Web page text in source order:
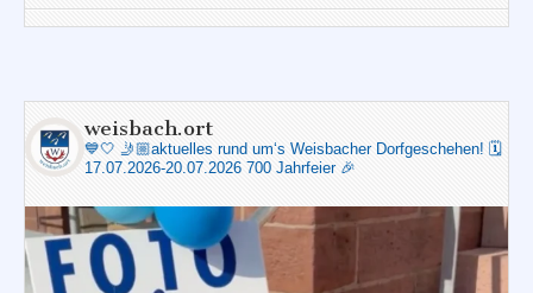
weisbach.ort
💙🤍 🤳🏼aktuelles rund um‘s Weisbacher Dorfgeschehen! 🗓️
17.07.2026-20.07.2026 700 Jahrfeier 🎉